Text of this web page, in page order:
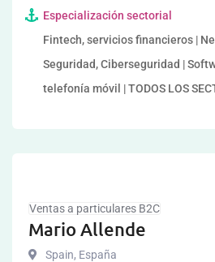
Especialización sectorial
Fintech, servicios financieros |
Seguridad, Ciberseguridad |
telefonía móvil | TODOS LOS
Ventas a particulares B2C
Mario Allende
Spain, España